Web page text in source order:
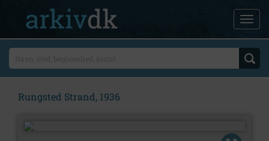
Rungsted Strand, 1936